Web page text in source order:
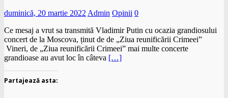
duminică, 20 martie 2022 Admin Opinii 0
Ce mesaj a vrut sa transmită Vladimir Putin cu ocazia grandiosului
concert de la Moscova, ținut de de „Ziua reunificării Crimeei”
Vineri, de „Ziua reunificării Crimeei” mai multe concerte
grandioase au avut loc în câteva […]
Partajează asta: